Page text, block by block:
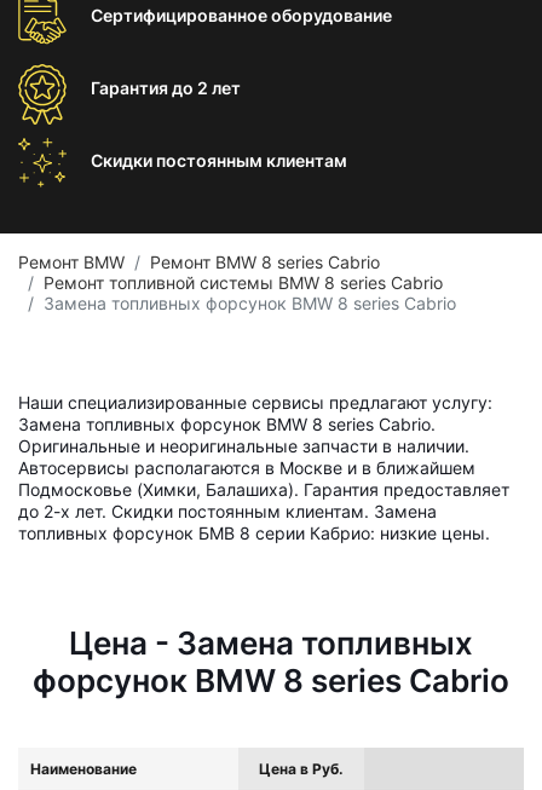
Сертифицированноеоборудование
Гарантиядо 2 лет
Скидки постоянным клиентам
Ремонт BMW
Ремонт BMW 8 series Cabrio
Ремонт топливной системы BMW 8 series Cabrio
Замена топливных форсунок BMW 8 series Cabrio
Наши специализированные сервисы предлагают услугу:
Замена топливных форсунок BMW 8 series Cabrio.
Оригинальные и неоригинальные запчасти в наличии.
Автосервисы располагаются в Москве и в ближайшем
Подмосковье (Химки, Балашиха). Гарантия предоставляет
до 2-х лет. Скидки постоянным клиентам. Замена
топливных форсунок БМВ 8 серии Кабрио: низкие цены.
Цена - Замена топливных
форсунок BMW 8 series Cabrio
Наименование Цена в Руб.